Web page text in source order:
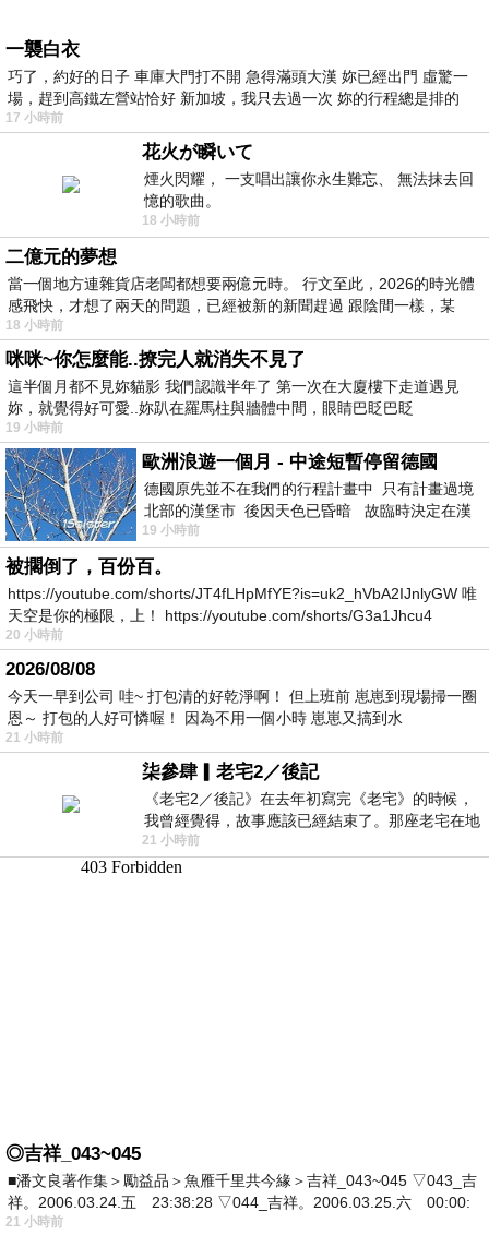
一襲白衣
巧了，約好的日子 車庫大門打不開 急得滿頭大漢 妳已經出門 虛驚一
場，趕到高鐵左營站恰好 新加坡，我只去過一次 妳的行程總是排的
17 小時前
花火が瞬いて
煙火閃耀， 一支唱出讓你永生難忘、 無法抹去回
憶的歌曲。
18 小時前
二億元的夢想
當一個地方連雜貨店老闆都想要兩億元時。 行文至此，2026的時光體
感飛快，才想了兩天的問題，已經被新的新聞趕過 跟陰間一樣，某
18 小時前
咪咪~你怎麼能..撩完人就消失不見了
這半個月都不見妳貓影 我們認識半年了 第一次在大廈樓下走道遇見
妳，就覺得好可愛..妳趴在羅馬柱與牆體中間，眼睛巴眨巴眨
19 小時前
歐洲浪遊一個月 - 中途短暫停留德國
德國原先並不在我們的行程計畫中 只有計畫過境
北部的漢堡市 後因天色已昏暗 故臨時決定在漢
堡市吃晚餐和過夜
19 小時前
被擱倒了，百份百。
https://youtube.com/shorts/JT4fLHpMfYE?is=uk2_hVbA2IJnlyGW 唯
天空是你的極限，上！ https://youtube.com/shorts/G3a1Jhcu4
20 小時前
2026/08/08
今天一早到公司 哇~ 打包清的好乾淨啊！ 但上班前 崽崽到現場掃一圈
恩～ 打包的人好可憐喔！ 因為不用一個小時 崽崽又搞到水
21 小時前
柒參肆▎老宅2／後記
《老宅2／後記》在去年初寫完《老宅》的時候，
我曾經覺得，故事應該已經結束了。那座老宅在地
震中倒塌，七個人終於離開那片黑暗，
21 小時前
◎吉祥_043~045
■潘文良著作集＞勵益品＞魚雁千里共今緣＞吉祥_043~045 ▽043_吉
祥。2006.03.24.五 23:38:28 ▽044_吉祥。2006.03.25.六 00:00:
21 小時前